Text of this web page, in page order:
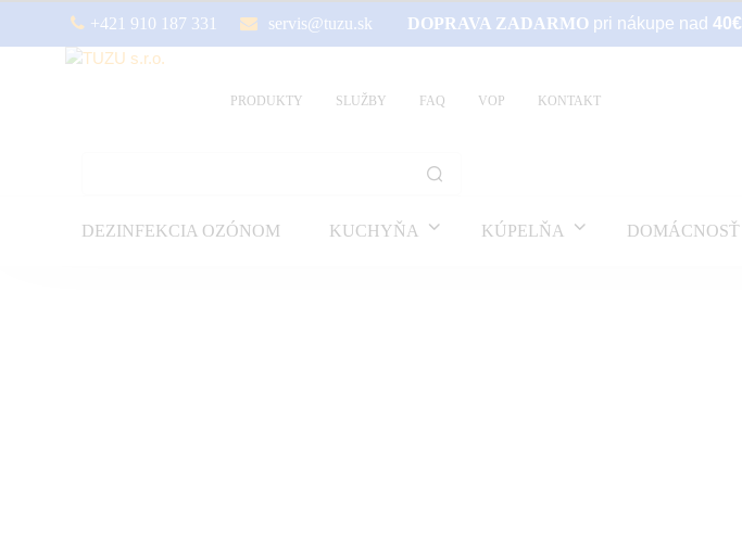
+421 910 187 331 servis@tuzu.sk DOPRAVA ZADARMO pri nákupe nad 40€
PRODUKTY SLUŽBY FAQ VOP KONTAKT
DEZINFEKCIA OZÓNOM KUCHYŇA KÚPELŇA DOMÁCNOSŤ